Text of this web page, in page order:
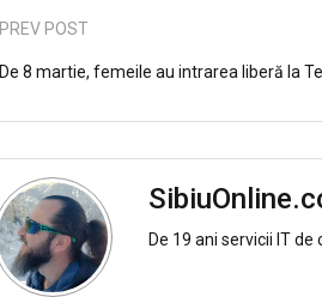
PREV POST
De 8 martie, femeile au intrarea liberă la
De 19 ani servicii IT